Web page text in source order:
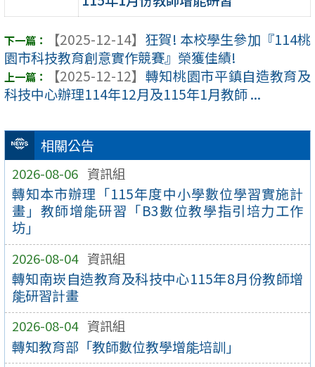
相關公告
2026-08-06 資訊組
轉知本市辦理「115年度中小學數位學習實施計
畫」教師增能研習「B3數位教學指引培力工作
坊」
2026-08-04 資訊組
轉知南崁自造教育及科技中心115年8月份教師增
能研習計畫
2026-08-04 資訊組
轉知教育部「教師數位教學增能培訓」
【2025-12-14】 狂賀! 本校學生參加『114桃
園市科技教育創意實作競賽』榮獲佳績!
【2025-12-12】 轉知桃園市平鎮自造教育及
科技中心辦理114年12月及115年1月教師 ...